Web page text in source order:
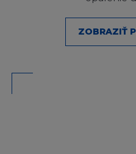
ZOBRAZIŤ
Firma L´Oréal
pouze za předpokladu
pouze k osobnímu a